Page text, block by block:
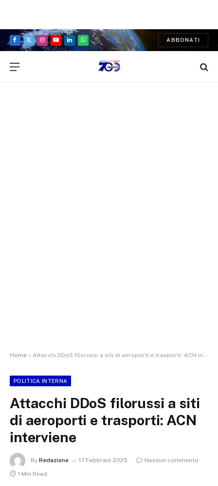
Facebook
X
Instagram
YouTubeLinkedInWhatsApp
ABBONATI
Home » Attacchi DDoS filorussi a siti di aeroporti e trasporti: ACN interviene
POLITICA INTERNA
Attacchi DDoS filorussi a siti
di aeroporti e trasporti: ACN
interviene
By Redazione 17 Febbraio 2025
Nessun commento
1 Min Read